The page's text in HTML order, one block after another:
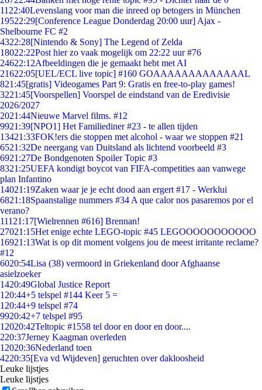
11 22:40Levenslang voor man die inreed op betogers in München
19522:29[Conference League Donderdag 20:00 uur] Ajax -
Shelbourne FC #2
4322:28[Nintendo & Sony] The Legend of Zelda
18022:22Post hier zo vaak mogelijk om 22:22 uur #76
24622:12Afbeeldingen die je gemaakt hebt met AI
21622:05[UEL/ECL live topic] #160 GOAAAAAAAAAAAAAL
821:45[gratis] Videogames Part 9: Gratis en free-to-play games!
3221:45[Voorspellen] Voorspel de eindstand van de Eredivisie
2026/2027
2021:44Nieuwe Marvel films. #12
9921:39[NPO1] Het Familiediner #23 - te allen tijden
13421:33FOK!ers die stoppen met alcohol - waar we stoppen #21
6521:32De neergang van Duitsland als lichtend voorbeeld #3
6921:27De Bondgenoten Spoiler Topic #3
8321:25UEFA kondigt boycot van FIFA-competities aan vanwege
plan Infantino
14021:19Zaken waar je je echt dood aan ergert #17 - Werklui
6821:18Spaanstalige nummers #34 A que calor nos pasaremos por el
verano?
111 21:17[Wielrennen #616] Brennan!
27021:15Het enige echte LEGO-topic #45 LEGOOOOOOOOOOO
16921:13Wat is op dit moment volgens jou de meest irritante reclame?
#12
6020:54Lisa (38) vermoord in Griekenland door Afghaanse
asielzoeker
1420:49Global Justice Report
1 20:44+5 telspel #144 Keer 5 =
1 20:44+9 telspel #74
9920:42+7 telspel #95
12020:42Teltopic #1558 tel door en door en door....
220:37Jerney Kaagman overleden
12020:36Nederland toen
4220:35[Eva vd Wijdeven] geruchten over dakloosheid
Leuke lijstjes
Leuke lijstjes